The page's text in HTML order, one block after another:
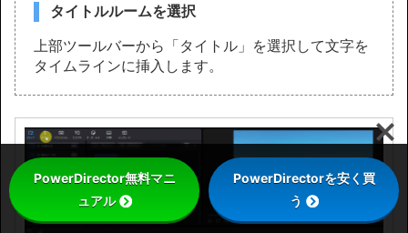
タイトルルームを選択
上部ツールバーから「タイトル」を選択して文字を
タイムラインに挿入します。
PowerDirector無料マニ
ュアル
PowerDirectorを安く買
う